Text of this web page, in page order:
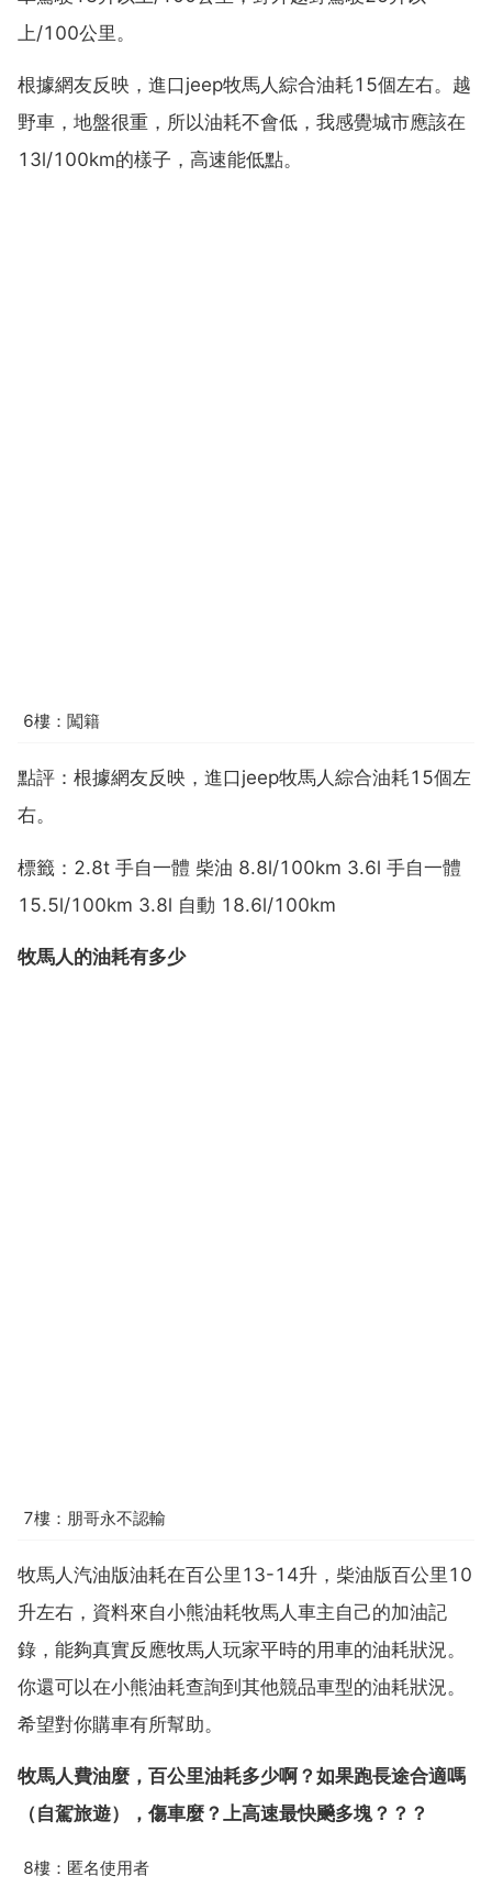
上/100公里。
根據網友反映，進口jeep牧馬人綜合油耗15個左右。越
野車，地盤很重，所以油耗不會低，我感覺城市應該在
13l/100km的樣子，高速能低點。
6樓：闖籍
點評：根據網友反映，進口jeep牧馬人綜合油耗15個左
右。
標籤：2.8t 手自一體 柴油 8.8l/100km 3.6l 手自一體
15.5l/100km 3.8l 自動 18.6l/100km
牧馬人的油耗有多少
7樓：朋哥永不認輸
牧馬人汽油版油耗在百公里13-14升，柴油版百公里10
升左右，資料來自小熊油耗牧馬人車主自己的加油記
錄，能夠真實反應牧馬人玩家平時的用車的油耗狀況。
你還可以在小熊油耗查詢到其他競品車型的油耗狀況。
希望對你購車有所幫助。
牧馬人費油麼，百公里油耗多少啊？如果跑長途合適嗎
（自駕旅遊），傷車麼？上高速最快飈多塊？？？
8樓：匿名使用者